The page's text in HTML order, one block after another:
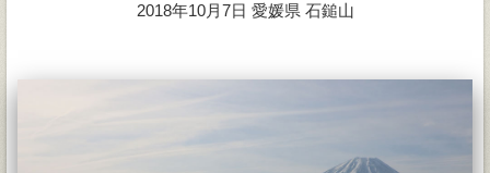
2018年10月7日 愛媛県 石鎚山